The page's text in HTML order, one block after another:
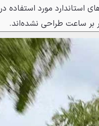
استاندارد مورد استفاده